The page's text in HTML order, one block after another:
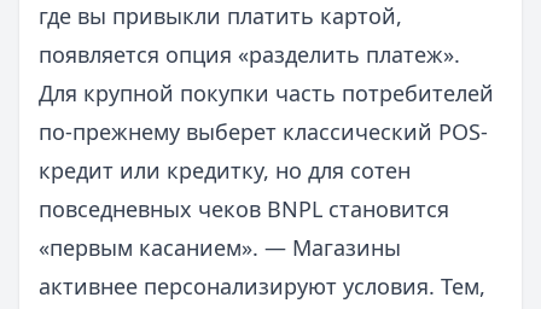
где вы привыкли платить картой,
появляется опция «разделить платеж».
Для крупной покупки часть потребителей
по-прежнему выберет классический POS-
кредит или кредитку, но для сотен
повседневных чеков BNPL становится
«первым касанием». — Магазины
активнее персонализируют условия. Тем,